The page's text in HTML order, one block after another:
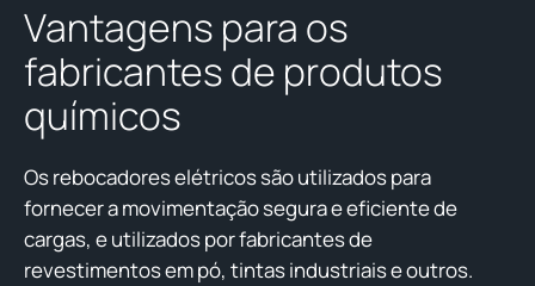
Vantagens para os
fabricantes de produtos
químicos
Os rebocadores elétricos são utilizados para
fornecer a movimentação segura e eficiente de
cargas, e utilizados por fabricantes de
revestimentos em pó, tintas industriais e outros.